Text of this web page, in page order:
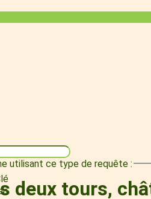
utilisant ce type de requête :
deux tours,